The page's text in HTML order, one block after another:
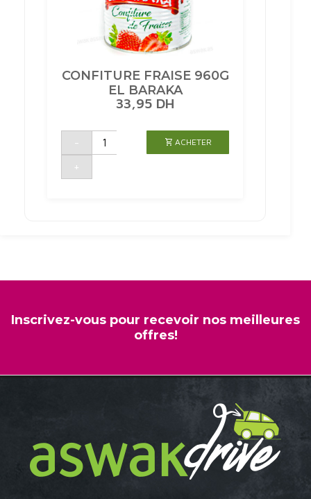
CONFITURE FRAISE 960G
EL BARAKA
33,95 DH
-
quantité
CONFITURE
EL
+
ACHETER
Inscrivez-vous pour recevoir nos meilleures
offres!